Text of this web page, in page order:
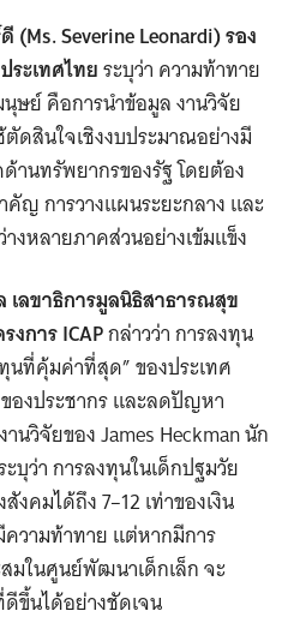
(Ms.Severine Leonardi) รอง
ระเทศไทยระบุว่า ความท้าทาย
ย์ คือการนำข้อมูล งานวิจัย
ตัดสินใจเชิงงบประมาณอย่างมี
านทรัพยากรของรัฐ โดยต้อง
ญ การวางแผนระยะกลาง และ
งหลายภาคส่วนอย่างเข้มแข็ง
ลขาธิการมูลนิธิสาธารณสุข
การ ICAPกล่าวว่า การลงทุน
นที่คุ้มค่าที่สุด” ของประเทศ
องประชากร และลดปัญหา
นวิจัยของ James Heckman นัก
บุว่า การลงทุนในเด็กปฐมวัย
คมได้ถึง 7–12 เท่าของเงิน
วามท้าทาย แต่หากมีการ
มในศูนย์พัฒนาเด็กเล็ก จะ
ขึ้นได้อย่างชัดเจน